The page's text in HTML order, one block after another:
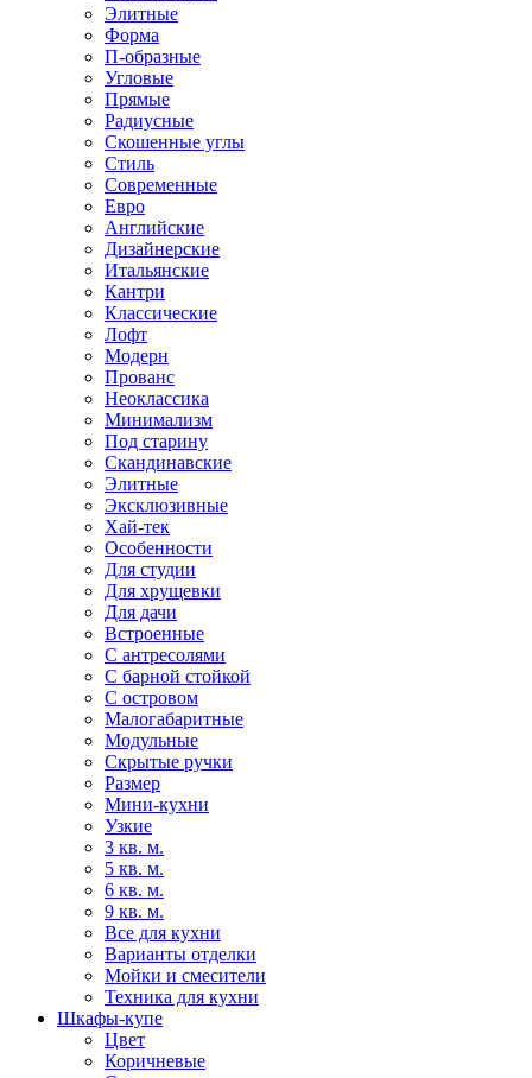
Элитные
Форма
П-образные
Угловые
Прямые
Радиусные
Скошенные углы
Стиль
Современные
Евро
Английские
Дизайнерские
Итальянские
Кантри
Классические
Лофт
Модерн
Прованс
Неоклассика
Минимализм
Под старину
Скандинавские
Элитные
Эксклюзивные
Хай-тек
Особенности
Для студии
Для хрущевки
Для дачи
Встроенные
С антресолями
С барной стойкой
С островом
Малогабаритные
Модульные
Скрытые ручки
Размер
Мини-кухни
Узкие
3 кв. м.
5 кв. м.
6 кв. м.
9 кв. м.
Все для кухни
Варианты отделки
Мойки и смесители
Техника для кухни
Шкафы-купе
Цвет
Коричневые